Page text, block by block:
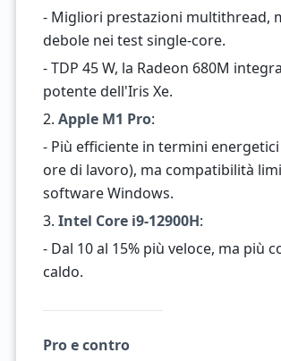
- Migliori prestazioni multithread,
debole nei test single-core.
- TDP 45 W, la Radeon 680M
potente dell'Iris Xe.
2. Apple M1 Pro:
- Più efficiente in termini
ore di lavoro), ma compatibilità
software Windows.
3. Intel Core i9-12900H:
- Dal 10 al 15% più veloce, ma più
caldo.
Pro e contro